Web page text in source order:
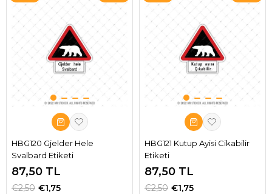
HBG120 Gjelder Hele
Svalbard Etiketi
87,50 TL
€1,75
€2,50
HBG121 Kutup Ayisi Cikabilir
Etiketi
87,50 TL
€1,75
€2,50